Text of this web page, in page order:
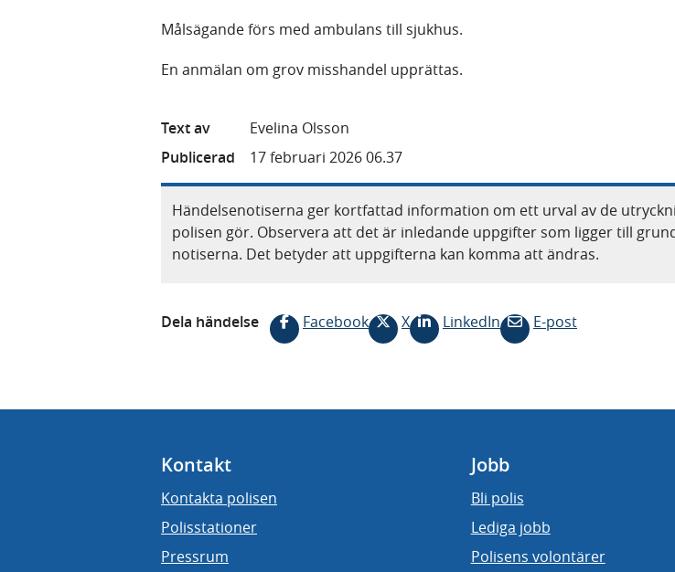
Målsägande förs med ambulans till sjukhus.
En anmälan om grov misshandel upprättas.
Text av
Evelina Olsson
Publicerad
17 februari 2026 06.37
Händelsenotiserna ger kortfattad information om ett urval av de
polisen gör. Observera att det är inledande uppgifter som ligger till
notiserna. Det betyder att uppgifterna kan komma att ändras.
Dela händelse Facebook X LinkedIn E-post
Kontakt
Kontakta polisen
Polisstationer
Pressrum
Jobb
Bli polis
Lediga jobb
Polisens volontärer